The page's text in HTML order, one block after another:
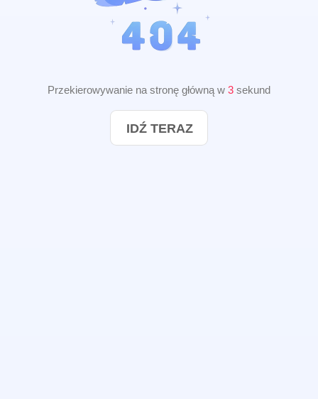
Przekierowywanie na stronę główną w 3 sekund
IDŹ TERAZ